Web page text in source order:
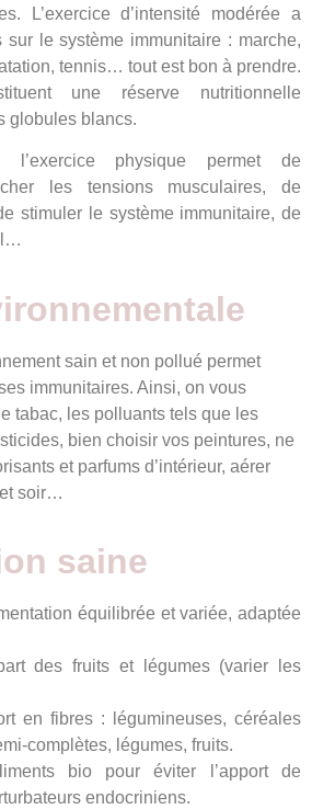
L’exercice d’intensité modérée a
sur le système immunitaire : marche,
tennis… tout est bon à prendre.
une réserve nutritionnelle
globules blancs.
l’exercice physique permet de
les tensions musculaires, de
stimuler le système immunitaire, de
sain et non pollué permet
immunitaires. Ainsi, on vous
tabac, les polluants tels que les
bien choisir vos peintures, ne
et parfums d’intérieur, aérer
soir…
saine
équilibrée et variée, adaptée
des fruits et légumes (varier les
en fibres : légumineuses, céréales
complètes, légumes, fruits.
bio pour éviter l’apport de
endocriniens.